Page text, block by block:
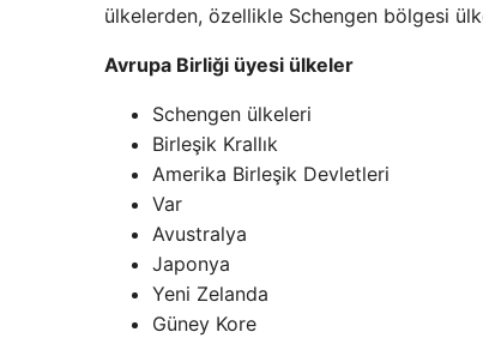
ülkelerden, özellikle Schengen bölgesi
Avrupa Birliği üyesi ülkeler
Schengen ülkeleri
Birleşik Krallık
Amerika Birleşik Devletleri
Var
Avustralya
Japonya
Yeni Zelanda
Güney Kore